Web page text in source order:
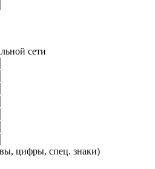
сети
цифры, спец. знаки)